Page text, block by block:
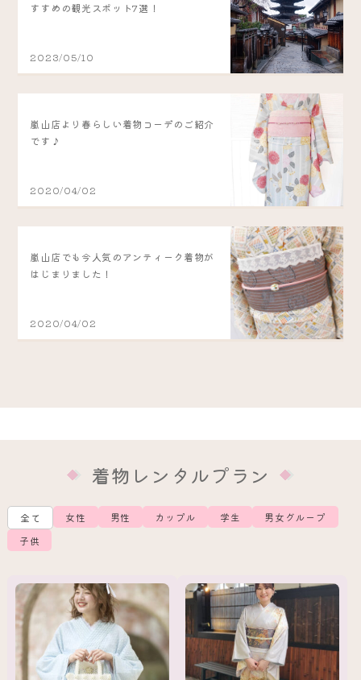
すすめの観光スポット7選！
2023/05/10
嵐山店より春らしい着物コーデのご紹介
です♪
2020/04/02
嵐山店でも今人気のアンティーク着物が
はじまりました！
2020/04/02
着物レンタルプラン
全て 女性 男性 カップル 学生
男女グループ
子供